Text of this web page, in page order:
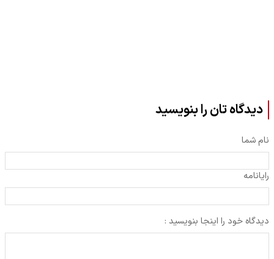
دیدگاه تان را بنویسید
نام شما
رایانامه
دیدگاه خود را اینجا بنویسید :